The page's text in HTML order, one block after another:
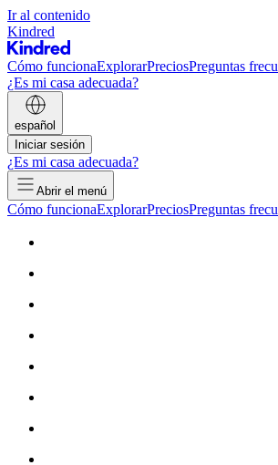
Ir al contenido
Kindred
Cómo funcionaExplorarPreciosPreguntas
¿Es mi casa adecuada?
español
Iniciar sesión
¿Es mi casa adecuada?
Abrir el menú
Cómo funcionaExplorarPreciosPreguntas